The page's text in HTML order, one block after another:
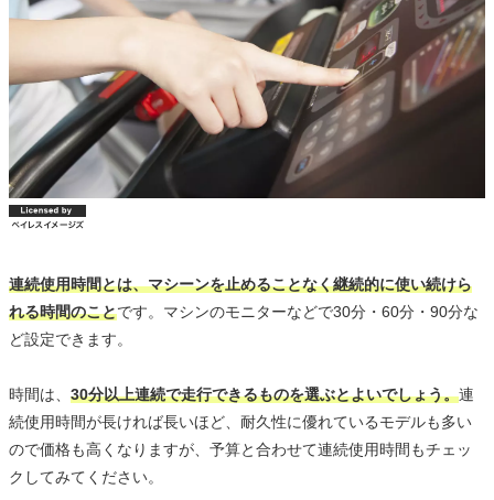
連続使用時間とは、マシーンを止めることなく継続的に使い続けら
れる時間のことです。マシンのモニターなどで30分・60分・90分な
ど設定できます。
時間は、 30分以上連続で走行できるものを選ぶとよいでしょう。連
続使用時間が長ければ長いほど、耐久性に優れているモデルも多い
ので価格も高くなりますが、予算と合わせて連続使用時間もチェッ
クしてみてください。